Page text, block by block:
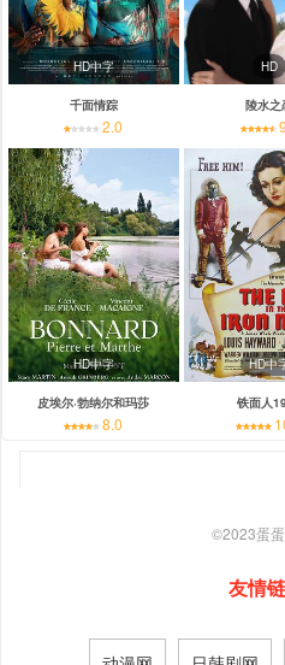
HD中字
千面情踪
2.0
HD
陵水之
HD中字
皮埃尔·勃纳尔和玛莎
8.0
HD中
铁面人
©2023蛋
友情